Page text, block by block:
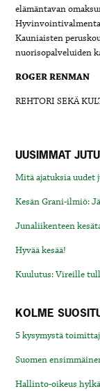
elämäntavan
Kauniaisten
nuorisopalveluiden
ROGER RENMAN
REHTORI SEKÄ
UUSIMMAT
Mitä ajatuksia uudet
Kesän Grani-ilmiö:
Junaliikenteen
Hyvää kesää!
Kuulutus: Vireille
KOLME
5 kysymystä
Suomen
Hallinto-oikeus